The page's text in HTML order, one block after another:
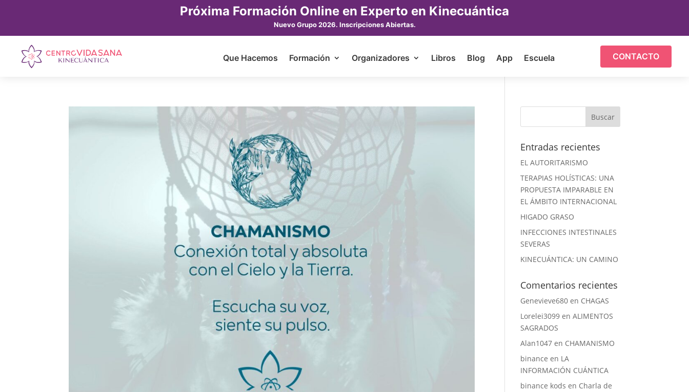
Próxima Formación Online en Experto en Kinecuántica
Nuevo Grupo 2026. Inscripciones Abiertas.
Que Hacemos Formación Organizadores Libros Blog App Escuela CONTACTO
Entradas recientes
EL AUTORITARISMO
TERAPIAS HOLÍSTICAS: UNA
PROPUESTA IMPARABLE EN
EL ÁMBITO INTERNACIONAL
HIGADO GRASO
INFECCIONES INTESTINALES
SEVERAS
KINECUÁNTICA: UN CAMINO
Comentarios recientes
Genevieve680 en CHAGAS
Lorelei3099 enALIMENTOS
SAGRADOS
Alan1047 en CHAMANISMO
binance en LA
INFORMACIÓN CUÁNTICA
binance kods en Charla de